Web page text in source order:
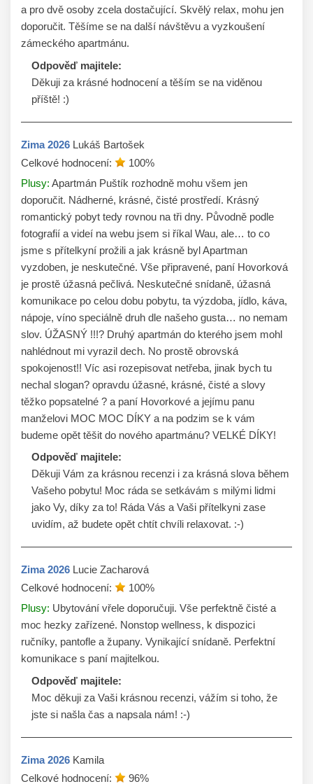
a pro dvě osoby zcela dostačující. Skvělý relax, mohu jen
doporučit. Těšíme se na další návštěvu a vyzkoušení
zámeckého apartmánu.
Odpověď majitele:
Děkuji za krásné hodnocení a těším se na viděnou
příště! :)
Zima 2026 Lukáš Bartošek
Celkové hodnocení:
100%
Plusy: Apartmán Puštík rozhodně mohu všem jen
doporučit. Nádherné, krásné, čisté prostředí. Krásný
romantický pobyt tedy rovnou na tři dny. Původně podle
fotografií a videí na webu jsem si říkal Wau, ale… to co
jsme s přítelkyní prožili a jak krásně byl Apartman
vyzdoben, je neskutečné. Vše připravené, paní Hovorková
je prostě úžasná pečlivá. Neskutečné snídaně, úžasná
komunikace po celou dobu pobytu, ta výzdoba, jídlo, káva,
nápoje, víno speciálně druh dle našeho gusta… no nemam
slov. ÚŽASNÝ !!!? Druhý apartmán do kterého jsem mohl
nahlédnout mi vyrazil dech. No prostě obrovská
spokojenost!! Víc asi rozepisovat netřeba, jinak bych tu
nechal slogan? opravdu úžasné, krásné, čisté a slovy
těžko popsatelné ? a paní Hovorkové a jejímu panu
manželovi MOC MOC DÍKY a na podzim se k vám
budeme opět těšit do nového apartmánu? VELKÉ DÍKY!
Odpověď majitele:
Děkuji Vám za krásnou recenzi i za krásná slova během
Vašeho pobytu! Moc ráda se setkávám s milými lidmi
jako Vy, díky za to! Ráda Vás a Vaši přítelkyni zase
Zima 2026 Lucie Zacharová
Celkové hodnocení:
100%
Plusy: Ubytování vřele doporučuji. Vše perfektně čisté a
moc hezky zařízené. Nonstop wellness, k dispozici
ručníky, pantofle a župany. Vynikající snídaně. Perfektní
komunikace s paní majitelkou.
Odpověď majitele:
Moc děkuji za Vaši krásnou recenzi, vážím si toho, že
jste si našla čas a napsala nám! :-)
Zima 2026 Kamila
Celkové hodnocení:
96%